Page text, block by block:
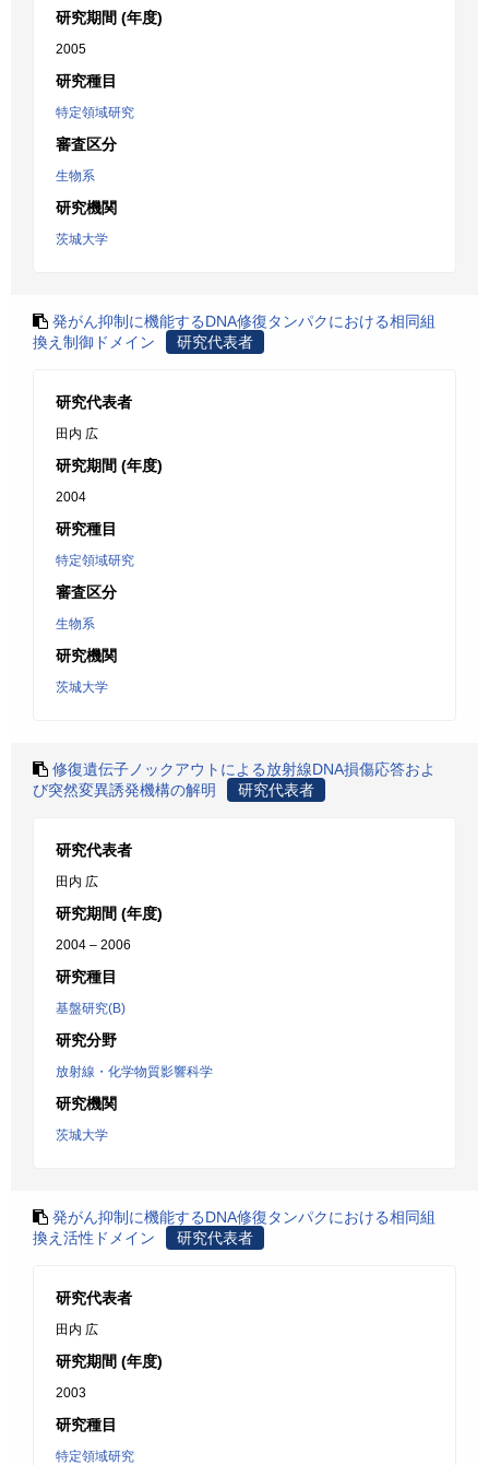
研究期間 (年度)
2005
研究種目
特定領域研究
審査区分
生物系
研究機関
茨城大学
発がん抑制に機能するDNA修復タンパクにおける相同組
換え制御ドメイン
研究代表者
研究代表者
田内 広
研究期間 (年度)
2004
研究種目
特定領域研究
審査区分
生物系
研究機関
茨城大学
修復遺伝子ノックアウトによる放射線DNA損傷応答およ
び突然変異誘発機構の解明
研究代表者
研究代表者
田内 広
研究期間 (年度)
2004 – 2006
研究種目
基盤研究(B)
研究分野
放射線・化学物質影響科学
研究機関
茨城大学
発がん抑制に機能するDNA修復タンパクにおける相同組
換え活性ドメイン
研究代表者
研究代表者
田内 広
研究期間 (年度)
2003
研究種目
特定領域研究